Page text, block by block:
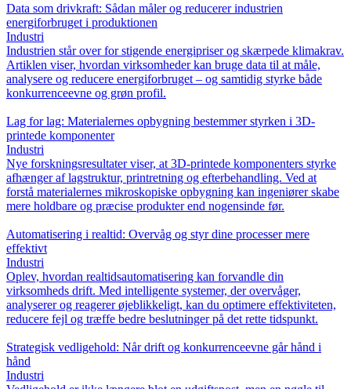
Data som drivkraft: Sådan måler og reducerer industrien
energiforbruget i produktionen
Industri
Industrien står over for stigende energipriser og skærpede klimakrav.
Artiklen viser, hvordan virksomheder kan bruge data til at måle,
analysere og reducere energiforbruget – og samtidig styrke både
konkurrenceevne og grøn profil.
Lag for lag: Materialernes opbygning bestemmer styrken i 3D-
printede komponenter
Industri
Nye forskningsresultater viser, at 3D-printede komponenters styrke
afhænger af lagstruktur, printretning og efterbehandling. Ved at
forstå materialernes mikroskopiske opbygning kan ingeniører skabe
mere holdbare og præcise produkter end nogensinde før.
Automatisering i realtid: Overvåg og styr dine processer mere
effektivt
Industri
Oplev, hvordan realtidsautomatisering kan forvandle din
virksomheds drift. Med intelligente systemer, der overvåger,
analyserer og reagerer øjeblikkeligt, kan du optimere effektiviteten,
reducere fejl og træffe bedre beslutninger på det rette tidspunkt.
Strategisk vedligehold: Når drift og konkurrenceevne går hånd i
hånd
Industri